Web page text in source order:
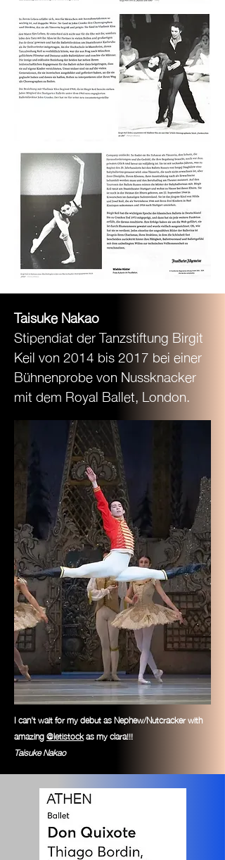
Taisuke Nakao
Stipendiat der Tanzstiftung Birgit
Keil von2014 bis 2017 bei einer
Bühnenprobe von Nussknacker
mit dem Royal Ballet, London.
I can't wait for my debut as Nephew/Nutcracker with
amazing@letistockas my clara!!!
TaisukeNakao